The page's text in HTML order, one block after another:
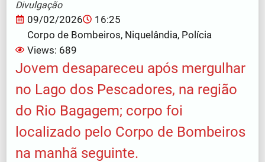
Divulgação
09/02/2026
16:25
Corpo de Bombeiros, Niquelândia, Polícia
Views: 689
Jovem desapareceu após mergulhar
no Lago dos Pescadores, na região
do Rio Bagagem; corpo foi
localizado pelo Corpo de Bombeiros
na manhã seguinte.